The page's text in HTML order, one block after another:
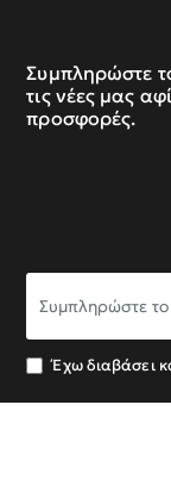
Συμπληρώστε
τις νέες μας
προσφορές.
το
σας
Έχω διαβάσει